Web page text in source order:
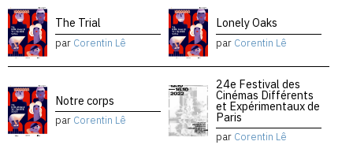
The Trial
par Corentin Lê
Lonely Oaks
par Corentin Lê
Notre corps
par Corentin Lê
24e Festival des
Cinémas Différents
et Expérimentaux de
Paris
par Corentin Lê